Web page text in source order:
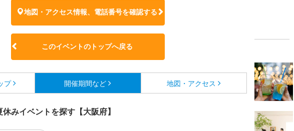
地図・アクセス情報、電話番号を確認する
このイベントのトップへ戻る
プ 開催期間など 地図・アクセス
みイベントを探す【大阪府】